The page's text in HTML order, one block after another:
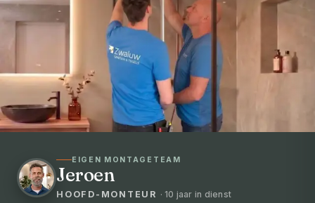
EIGEN MONTAGETEAM
Jeroen
HOOFD-MONTEUR · 10 jaar in dienst